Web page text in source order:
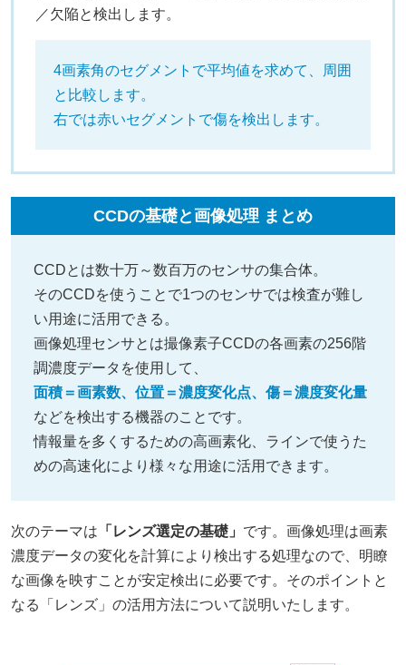
／欠陥と検出します。
4画素角のセグメントで平均値を求めて、周囲
と比較します。
右では赤いセグメントで傷を検出します。
CCDの基礎と画像処理 まとめ
CCDとは数十万～数百万のセンサの集合体。
そのCCDを使うことで1つのセンサでは検査が難し
い用途に活用できる。
画像処理センサとは撮像素子CCDの各画素の256階
調濃度データを使用して、
面積＝画素数、位置＝濃度変化点、傷＝濃度変化量
などを検出する機器のことです。
情報量を多くするための高画素化、ラインで使うた
めの高速化により様々な用途に活用できます。
次のテーマは 「レンズ選定の基礎」 です。画像処理は画素
濃度データの変化を計算により検出する処理なので、明瞭
な画像を映すことが安定検出に必要です。そのポイントと
なる「レンズ」の活用方法について説明いたします。